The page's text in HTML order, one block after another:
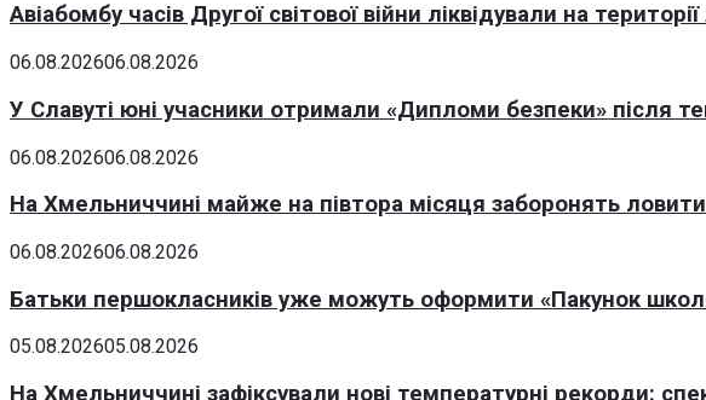
Авіабомбу часів Другої світової війни ліквідували на
06.08.202606.08.2026
У Славуті юні учасники отримали «Дипломи безпеки» після
06.08.202606.08.2026
На Хмельниччині майже на півтора місяця заборонять
06.08.202606.08.2026
Батьки першокласників уже можуть оформити «Пакунок
05.08.202605.08.2026
На Хмельниччині зафіксували нові температурні рекорди: